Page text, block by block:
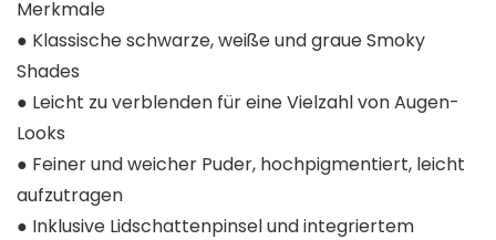
Merkmale
● Klassische schwarze, weiße und graue Smoky
Shades
● Leicht zu verblenden für eine Vielzahl von Augen-
Looks
● Feiner und weicher Puder, hochpigmentiert, leicht
aufzutragen
● Inklusive Lidschattenpinsel und integriertem